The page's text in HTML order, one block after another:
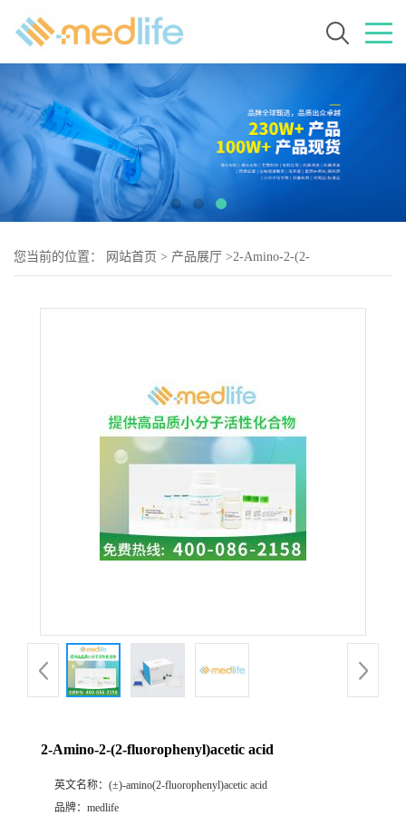
您当前的位置： 网站首页 > 产品展厅 >2-Amino-2-(2-
2-Amino-2-(2-fluorophenyl)acetic acid
英文名称： (±)-amino(2-fluorophenyl)acetic acid
品牌： medlife